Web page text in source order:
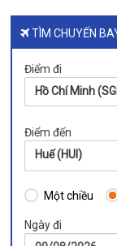
TÌM CHUYẾN
Điểm đi
Hồ Chí Minh
Điểm đến
Huế (HUI)
Một chiều
Ngày đi